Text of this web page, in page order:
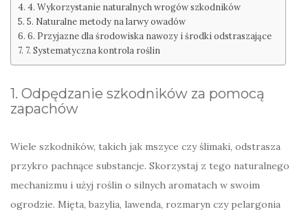
4. Wykorzystanie naturalnych wrogów szkodników
5. Naturalne metody na larwy owadów
6. Przyjazne dla środowiska nawozy i środki odstraszające
7. Systematyczna kontrola roślin
1. Odpędzanie szkodników za pomocą
zapachów
Wiele szkodników, takich jak mszyce czy ślimaki, odstrasza
przykro pachnące substancje. Skorzystaj z tego naturalnego
mechanizmu i użyj roślin o silnych aromatach w swoim
ogrodzie. Mięta, bazylia, lawenda, rozmaryn czy pelargonia